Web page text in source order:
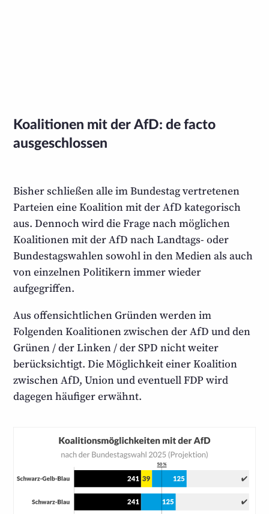
Koalitionen mit der AfD: de facto
ausgeschlossen
Bisher schließen alle im Bundestag vertretenen
Parteien eine Koalition mit der AfD kategorisch
aus. Dennoch wird die Frage nach möglichen
Koalitionen mit der AfD nach Landtags- oder
Bundestags­wahlen sowohl in den Medien als auch
von einzelnen Politikern immer wieder
aufgegriffen.
Aus offensichtlichen Gründen werden im
Folgenden Koalitionen zwischen der AfD und den
Grünen / der Linken / der SPD nicht weiter
berücksichtigt. Die Möglichkeit einer Koalition
zwischen AfD, Union und eventuell FDP wird
dagegen häufiger erwähnt.